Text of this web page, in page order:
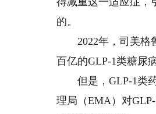
的。
2022年，司美格鲁
百亿的GLP-1类糖尿
但是，GLP-1类药
理局（EMA）对